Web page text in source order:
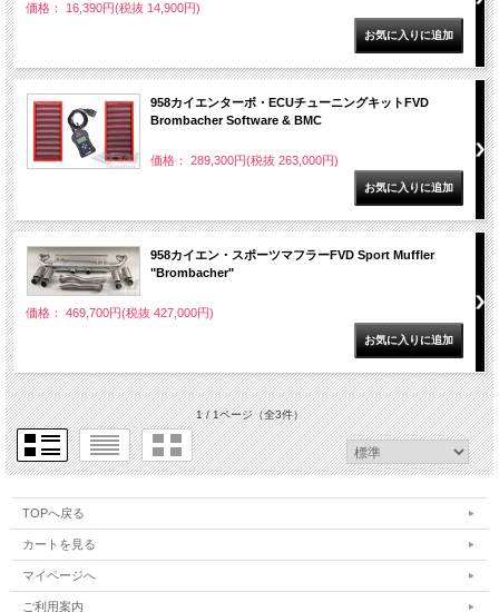
価格： 16,390円(税抜 14,900円)
958カイエンターボ・ECUチューニングキットFVD
Brombacher Software & BMC
価格： 289,300円(税抜 263,000円)
958カイエン・スポーツマフラーFVD Sport Muffler
"Brombacher"
価格： 469,700円(税抜 427,000円)
1 / 1ページ（全3件）
TOPへ戻る
カートを見る
マイページへ
ご利用案内